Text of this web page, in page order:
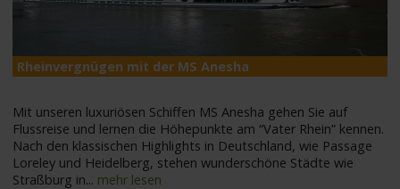
Rheinvergnügen mit der MS Anesha
Mit unseren luxuriösen Schiffen MS Anesha gehen Sie auf
Flussreise und lernen die Höhepunkte am “Vater Rhein” kennen.
Nach den klassischen Highlights in Deutschland, wie Passage
Loreley und Heidelberg, stehen wunderschöne Städte wie
Straßburg in... mehr lesen